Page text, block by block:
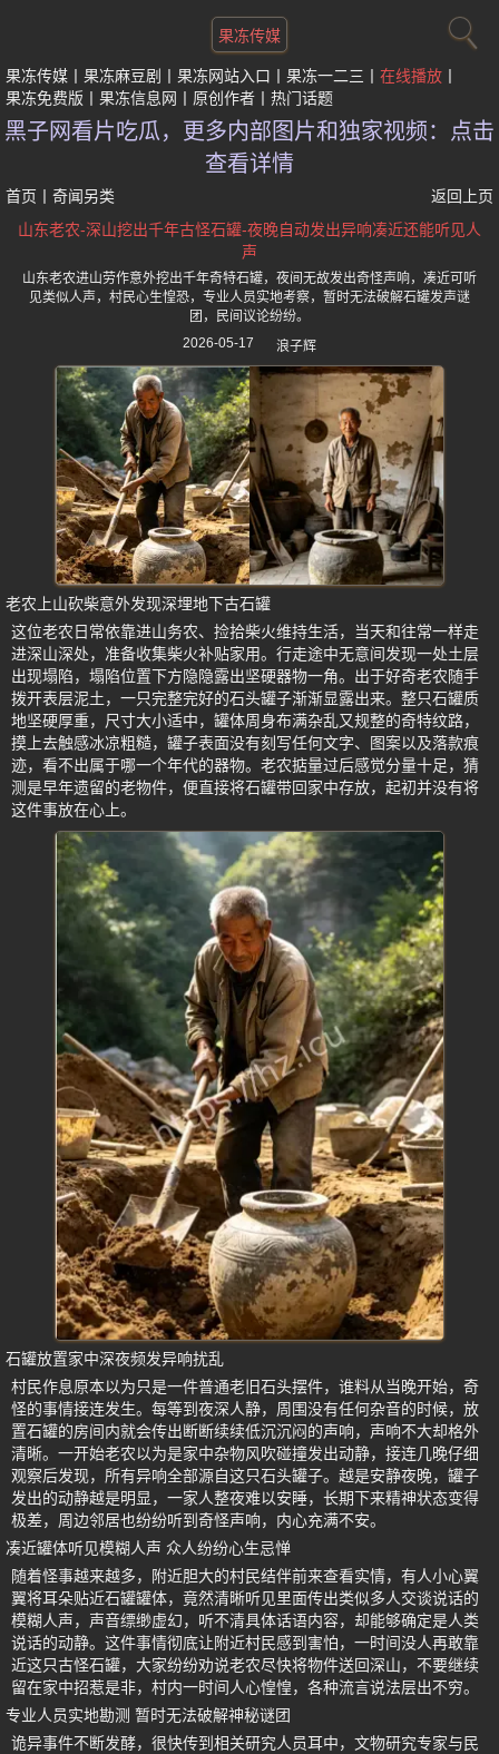
果冻传媒
果冻传媒 果冻麻豆剧 果冻网站入口 果冻一二三
在线播放
果冻免费版
果冻信息网 原创作者 热门话题
黑子网看片吃瓜，更多内部图片和独家视频：点击
查看详情
首页 奇闻另类
返回上页
山东老农-深山挖出千年古怪石罐-夜晚自动发出异响凑近还能听见人
声
山东老农进山劳作意外挖出千年奇特石罐，夜间无故发出奇怪声响，凑近可听
见类似人声，村民心生惶恐，专业人员实地考察，暂时无法破解石罐发声谜
团，民间议论纷纷。
2026-05-17
浪子辉
老农上山砍柴意外发现深埋地下古石罐
这位老农日常依靠进山务农、捡拾柴火维持生活，当天和往常一样走
进深山深处，准备收集柴火补贴家用。行走途中无意间发现一处土层
出现塌陷，塌陷位置下方隐隐露出坚硬器物一角。出于好奇老农随手
拨开表层泥土，一只完整完好的石头罐子渐渐显露出来。整只石罐质
地坚硬厚重，尺寸大小适中，罐体周身布满杂乱又规整的奇特纹路，
摸上去触感冰凉粗糙，罐子表面没有刻写任何文字、图案以及落款痕
迹，看不出属于哪一个年代的器物。老农掂量过后感觉分量十足，猜
测是早年遗留的老物件，便直接将石罐带回家中存放，起初并没有将
这件事放在心上。
石罐放置家中深夜频发异响扰乱
村民作息原本以为只是一件普通老旧石头摆件，谁料从当晚开始，奇
怪的事情接连发生。每等到夜深人静，周围没有任何杂音的时候，放
置石罐的房间内就会传出断断续续低沉沉闷的声响，声响不大却格外
清晰。一开始老农以为是家中杂物风吹碰撞发出动静，接连几晚仔细
观察后发现，所有异响全部源自这只石头罐子。越是安静夜晚，罐子
发出的动静越是明显，一家人整夜难以安睡，长期下来精神状态变得
极差，周边邻居也纷纷听到奇怪声响，内心充满不安。
凑近罐体听见模糊人声 众人纷纷心生忌惮
随着怪事越来越多，附近胆大的村民结伴前来查看实情，有人小心翼
翼将耳朵贴近石罐罐体，竟然清晰听见里面传出类似多人交谈说话的
模糊人声，声音缥缈虚幻，听不清具体话语内容，却能够确定是人类
说话的动静。这件事情彻底让附近村民感到害怕，一时间没人再敢靠
近这只古怪石罐，大家纷纷劝说老农尽快将物件送回深山，不要继续
留在家中招惹是非，村内一时间人心惶惶，各种流言说法层出不穷。
专业人员实地勘测 暂时无法破解神秘谜团
诡异事件不断发酵，很快传到相关研究人员耳中，文物研究专家与民